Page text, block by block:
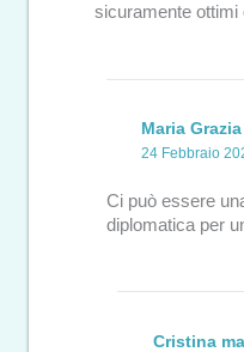
sicuramente ottimi
Maria Grazia
24 Febbraio
Ci può essere
diplomatica per
Cristina